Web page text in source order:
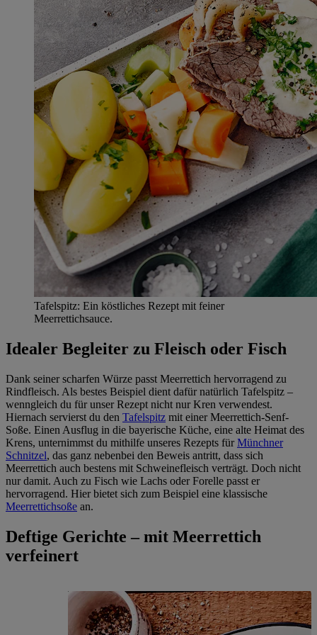
Tafelspitz: Ein köstliches Rezept mit feiner
Meerrettichsauce.
Idealer Begleiter zu Fleisch oder Fisch
Dank seiner scharfen Würze passt Meerrettich hervorragend zu
Rindfleisch. Als bestes Beispiel dient dafür natürlich Tafelspitz –
wenngleich du für unser Rezept nicht nur Kren verwendest.
Hiernach servierst du den Tafelspitz mit einer Meerrettich-Senf-
Soße. Einen Ausflug in die bayerische Küche, eine alte Heimat des
Krens, unternimmst du mithilfe unseres Rezepts fürMünchner
Schnitzel, das ganz nebenbei den Beweis antritt, dass sich
Meerrettich auch bestens mit Schweinefleisch verträgt. Doch nicht
nur damit. Auch zu Fisch wie Lachs oder Forelle passt er
hervorragend. Hier bietet sich zum Beispiel eine klassische
Meerrettichsoße an.
Deftige Gerichte – mit Meerrettich
verfeinert